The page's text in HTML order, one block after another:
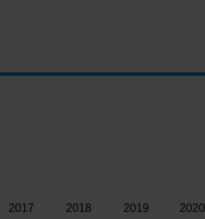
2017 2018 2019 2020